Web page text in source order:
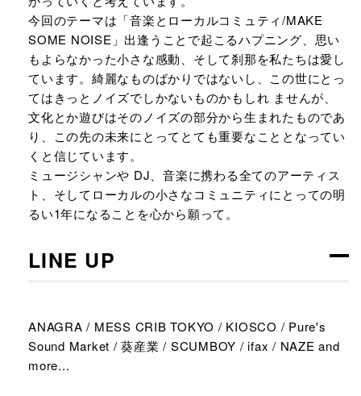
今回のテーマは「音楽とローカルコミュティ/MAKE
SOME NOISE」出逢うことで起こるハプニング、思い
もよらなかった小さな感動、そして刹那を私たちは愛し
ています。綺麗なものばかりではないし、この世にとっ
てはきっとノイズでしかないものかもしれ ませんが、
文化とか遊びはそのノイズの部分から生まれたものであ
り、この先の未来にとってとても重要なこととなってい
くと信じています。
ミュージシャンや DJ、音楽に携わる全てのアーティス
ト、そしてローカルの小さなコミュニティにとっての明
るい1年になることを心から願って。
LINE UP
ANAGRA / MESS CRIB TOKYO / KIOSCO / Pure's
Sound Market / 葵産業 / SCUMBOY / ifax / NAZE and
more...